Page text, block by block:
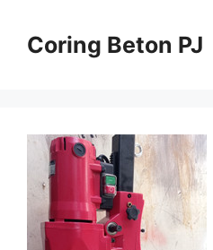
contentCoring Beton PJ